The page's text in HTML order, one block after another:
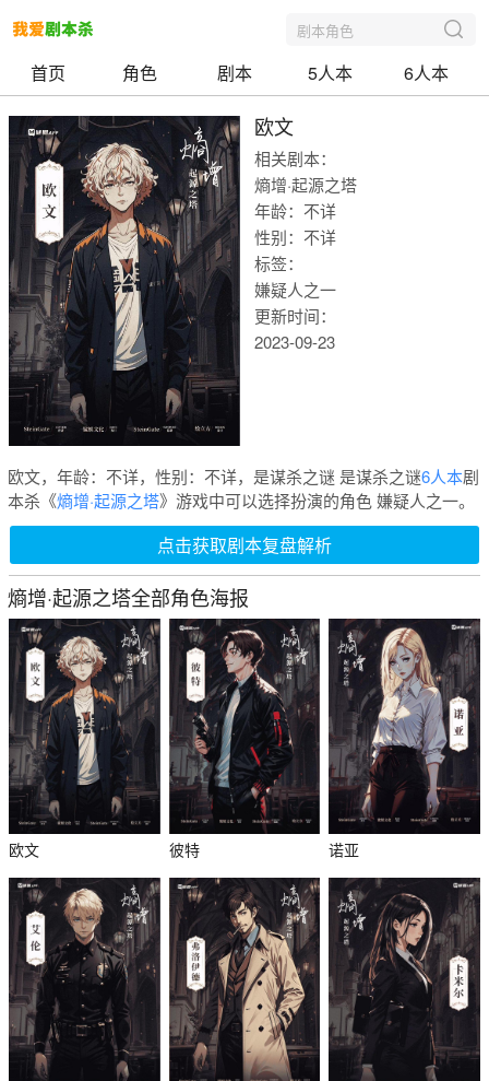
我爱剧本
剧本角色
首页 角色 剧本 5人本 6人本
欧文
相关剧本：
熵增·起源之塔
年龄：不详
性别：不详
标签：
嫌疑人之一
更新时间：
2023-09-23
欧文，年龄：不详，性别：不详，是谋杀之谜 是谋杀之谜6人本剧
本杀《熵增·起源之塔》游戏中可以选择扮演的角色 嫌疑人之一。
点击获取剧本复盘解析
熵增·起源之塔全部角色海报
欧文 彼特 诺亚